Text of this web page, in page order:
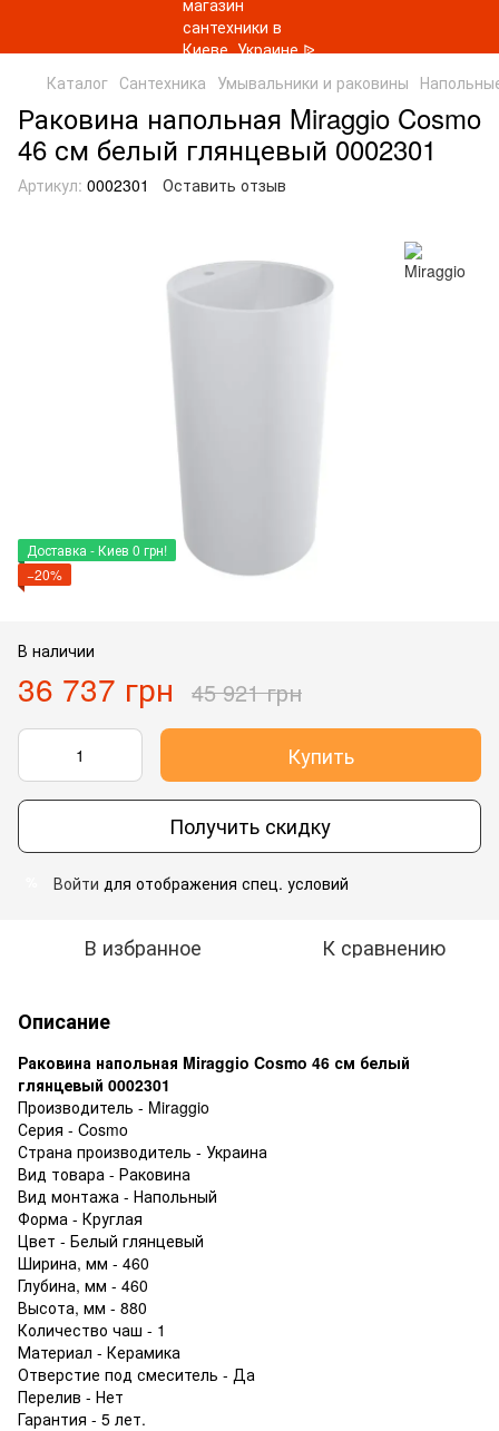
Каталог Сантехника Умывальники и раковины
Раковина напольная Miraggio Cosmo
46 см белый глянцевый 0002301
Артикул: 0002301 Оставить отзыв
Доставка - Киев 0 грн!
−20%
В наличии
36 737 грн 45 921 грн
Купить
Получить скидку
Войти для отображения спец. условий
В избранное К сравнению
Описание
Раковина напольная Miraggio Cosmo 46 см белый
глянцевый 0002301
Производитель - Miraggio
Серия - Cosmo
Страна производитель - Украина
Вид товара - Раковина
Вид монтажа - Напольный
Форма - Круглая
Цвет - Белый глянцевый
Ширина, мм - 460
Глубина, мм - 460
Высота, мм - 880
Количество чаш - 1
Материал - Керамика
Отверстие под смеситель - Да
Перелив - Нет
Гарантия - 5 лет.